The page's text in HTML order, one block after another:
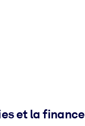
et la finance